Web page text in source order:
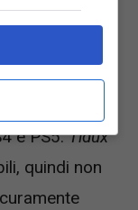
di cosa
di
secondo
di Aloy
e PS5.Tidux
quindi non